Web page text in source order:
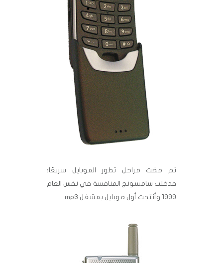
ثم مضت مراحل تطور الموبايل سريعًا؛
فدخلت سامسونج المنافسة في نفس العام
1999 وأنتجت أول موبايل بمشغل mp3.